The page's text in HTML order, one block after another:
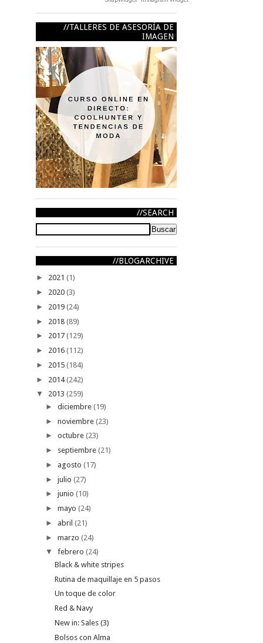
TALLERES DE ASESORÍA DE
IMAGEN
SEARCH
BLOGARCHIVE
► 2021 (1)
► 2020 (3)
► 2019 (24)
► 2018 (89)
► 2017 (129)
► 2016 (112)
► 2015 (184)
► 2014(242)
▼ 2013 (259)
► diciembre (19)
► noviembre (23)
► octubre (23)
► septiembre (21)
► agosto (17)
► julio (27)
► junio (10)
► mayo (24)
► abril (21)
► marzo (24)
▼ febrero (24)
Black & white stripes
Rutina de maquillaje en 5 pasos
Un toque de color
Red & Navy
New in: Sales (3)
Bolsos con Alma